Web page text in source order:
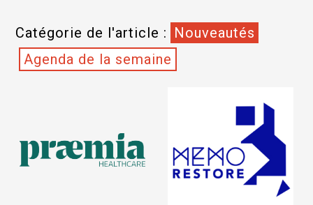
Catégorie de l'article : Nouveautés
Agenda de la semaine